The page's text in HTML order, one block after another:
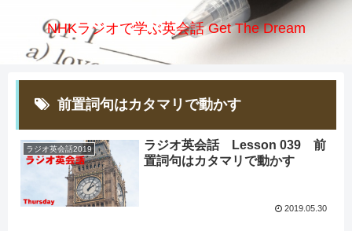
NHKラジオで学ぶ英会話 Get The Dream
前置詞句はカタマリで動かす
ラジオ英会話2019
ラジオ英会話 Lesson 039 前
置詞句はカタマリで動かす
2019.05.30